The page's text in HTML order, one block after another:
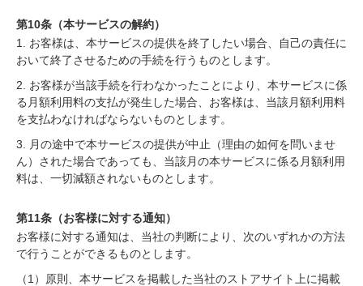
第10条（本サービスの解約）
1. お客様は、本サービスの提供を終了したい場合、自己の責任に
おいて終了させるための手続を行うものとします。
2. お客様が当該手続を行わなかったことにより、本サービスに係
る月額利用料の支払が発生した場合、お客様は、当該月額利用料
を支払わなければならないものとします。
3. 月の途中で本サービスの提供が中止（理由の如何を問いませ
ん）された場合であっても、当該月の本サービスに係る月額利用
料は、一切減額されないものとします。
第11条（お客様に対する通知）
お客様に対する通知は、当社の判断により、次のいずれかの方法
で行うことができるものとします。
（1）原則、本サービスを掲載した当社のストアサイト上に掲載